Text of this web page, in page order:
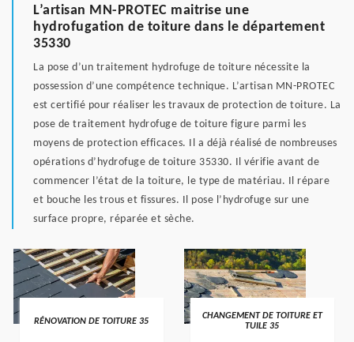
L’artisan MN-PROTEC maitrise une
hydrofugation de toiture dans le département
35330
La pose d’un traitement hydrofuge de toiture nécessite la
possession d’une compétence technique. L’artisan MN-PROTEC
est certifié pour réaliser les travaux de protection de toiture. La
pose de traitement hydrofuge de toiture figure parmi les
moyens de protection efficaces. Il a déjà réalisé de nombreuses
opérations d’hydrofuge de toiture 35330. Il vérifie avant de
commencer l’état de la toiture, le type de matériau. Il répare
et bouche les trous et fissures. Il pose l’hydrofuge sur une
surface propre, réparée et sèche.
RÉNOVATION DE TOITURE 35
CHANGEMENT DE TOITURE ET
TUILE 35